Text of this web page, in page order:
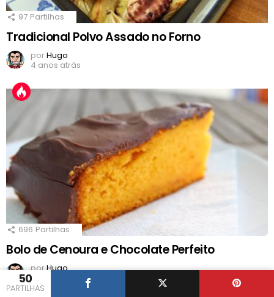
50
PARTILHAS
97 Partilhas
Tradicional Polvo Assado no Forno
porHugo
4 anos atrás
696 Partilhas
Bolo de Cenoura e Chocolate Perfeito
porHugo
8 anos atrás